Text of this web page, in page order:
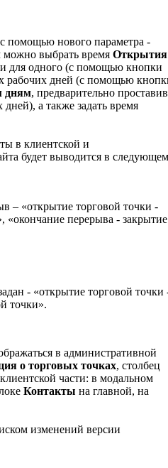
помощью нового параметра -
можно выбрать время Открытия
для одного (с помощью кнопки
рабочих дней (с помощью
дням, предварительно проставив
а также задать время
в клиентской и
будет выводится в следующем
– «открытие торговой точки -
«окончание перерыва - закрытие
- «открытие торговой точки
точки».
в административной
о торговых точках, столбец
части: в модальном
Контакты на главной, на
изменений версии